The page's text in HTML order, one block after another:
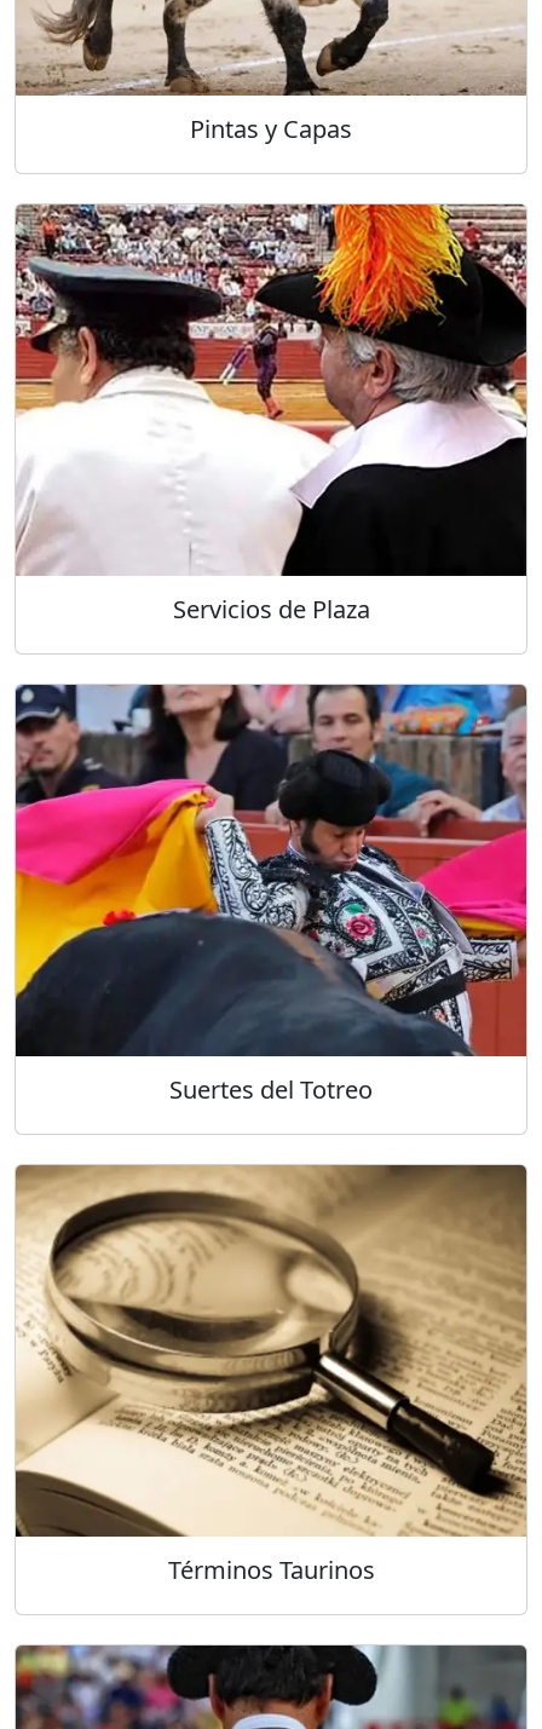
Pintas y Capas
Servicios de Plaza
Suertes del Totreo
Términos Taurinos